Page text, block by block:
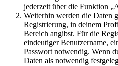
jederzeit über die Funktion
Weiterhin werden die Daten
Registrierung, in deinem
Bereich angibst. Für die
eindeutiger Benutzername,
Passwort notwendig. Wenn
Daten als notwendig